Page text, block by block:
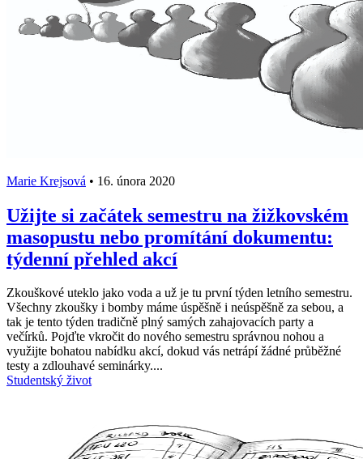
Marie Krejsová • 16. února 2020
Užijte si začátek semestru na žižkovském
masopustu nebo promítání dokumentu:
týdenní přehled akcí
Zkouškové uteklo jako voda a už je tu první týden letního semestru.
Všechny zkoušky i bomby máme úspěšně i neúspěšně za sebou, a
tak je tento týden tradičně plný samých zahajovacích party a
večírků. Pojďte vkročit do nového semestru správnou nohou a
využijte bohatou nabídku akcí, dokud vás netrápí žádné průběžné
testy a zdlouhavé seminárky....
Studentský život